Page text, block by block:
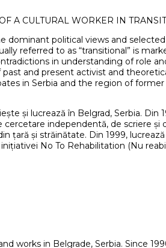
A CULTURAL WORKER IN
political views and
referred to as “transitional” is
in understanding of role
and present activist and
in Serbia and the region of
și lucrează în Belgrad, Serbia.
independentă, de scriere
și străinătate. Din 1999,
No To Rehabilitation (Nu
works in Belgrade, Serbia. Since